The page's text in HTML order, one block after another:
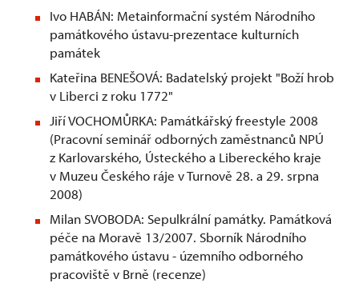
Ivo HABÁN: Metainformační systém Národního
památkového ústavu-prezentace kulturních
památek
Kateřina BENEŠOVÁ: Badatelský projekt "Boží hrob
v Liberci z roku 1772"
Jiří VOCHOMŮRKA: Památkářský freestyle 2008
(Pracovní seminář odborných zaměstnanců NPÚ
z Karlovarského, Ústeckého a Libereckého kraje
v Muzeu Českého ráje v Turnově 28. a 29. srpna
2008)
Milan SVOBODA: Sepulkrální památky. Památková
péče na Moravě 13/2007. Sborník Národního
památkového ústavu - územního odborného
pracoviště v Brně (recenze)